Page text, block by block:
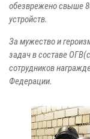
обезврежено свыше
устройств.
За мужество и
задач в составе
сотрудников
Федерации.